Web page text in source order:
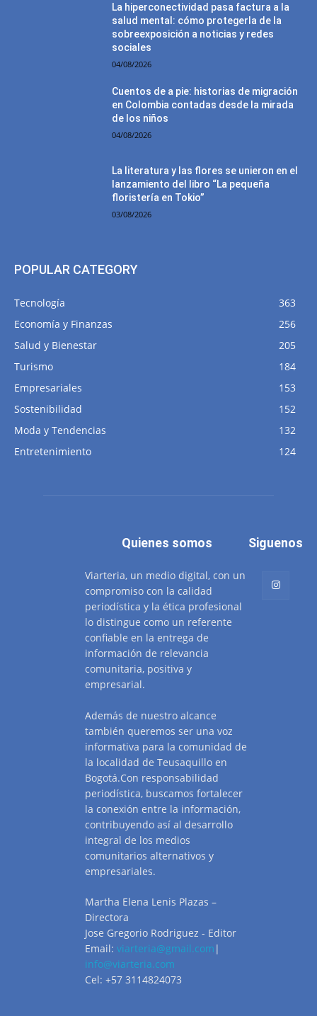
La hiperconectividad pasa factura a la
salud mental: cómo protegerla de la
sobreexposición a noticias y redes
sociales
04/08/2026
Cuentos de a pie: historias de migración
en Colombia contadas desde la mirada
de los niños
04/08/2026
La literatura y las flores se unieron en el
lanzamiento del libro “La pequeña
floristería en Tokio”
03/08/2026
POPULAR CATEGORY
Tecnología
363
Economía y Finanzas
256
Salud y Bienestar
205
Turismo
184
Empresariales
153
Sostenibilidad
152
Moda y Tendencias
132
Entretenimiento
124
Quienes somos
Viarteria, un medio digital, con un
compromiso con la calidad
periodística y la ética profesional
lo distingue como un referente
confiable en la entrega de
información de relevancia
comunitaria, positiva y
empresarial.
Además de nuestro alcance
también queremos ser una voz
informativa para la comunidad de
la localidad de Teusaquillo en
Bogotá.Con responsabilidad
periodística, buscamos fortalecer
la conexión entre la información,
contribuyendo así al desarrollo
integral de los medios
comunitarios alternativos y
empresariales.
Martha Elena Lenis Plazas –
Directora
Jose Gregorio Rodriguez - Editor
Email: viarteria@gmail.com |
info@viarteria.com
Cel: +57 3114824073
Siguenos